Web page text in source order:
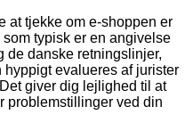
at tjekke om e-shoppen er
typisk er en angivelse
de danske retningslinjer,
evalueres af jurister
giver dig lejlighed til at
problemstillinger ved din